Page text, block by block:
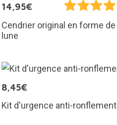
14,95€
Cendrier original en forme de
lune
8,45€
Kit d'urgence anti-ronflement